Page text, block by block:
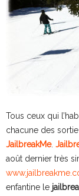
Tous ceux qui
chacune des
JailbreakMe.
août dernier très
enfantine le